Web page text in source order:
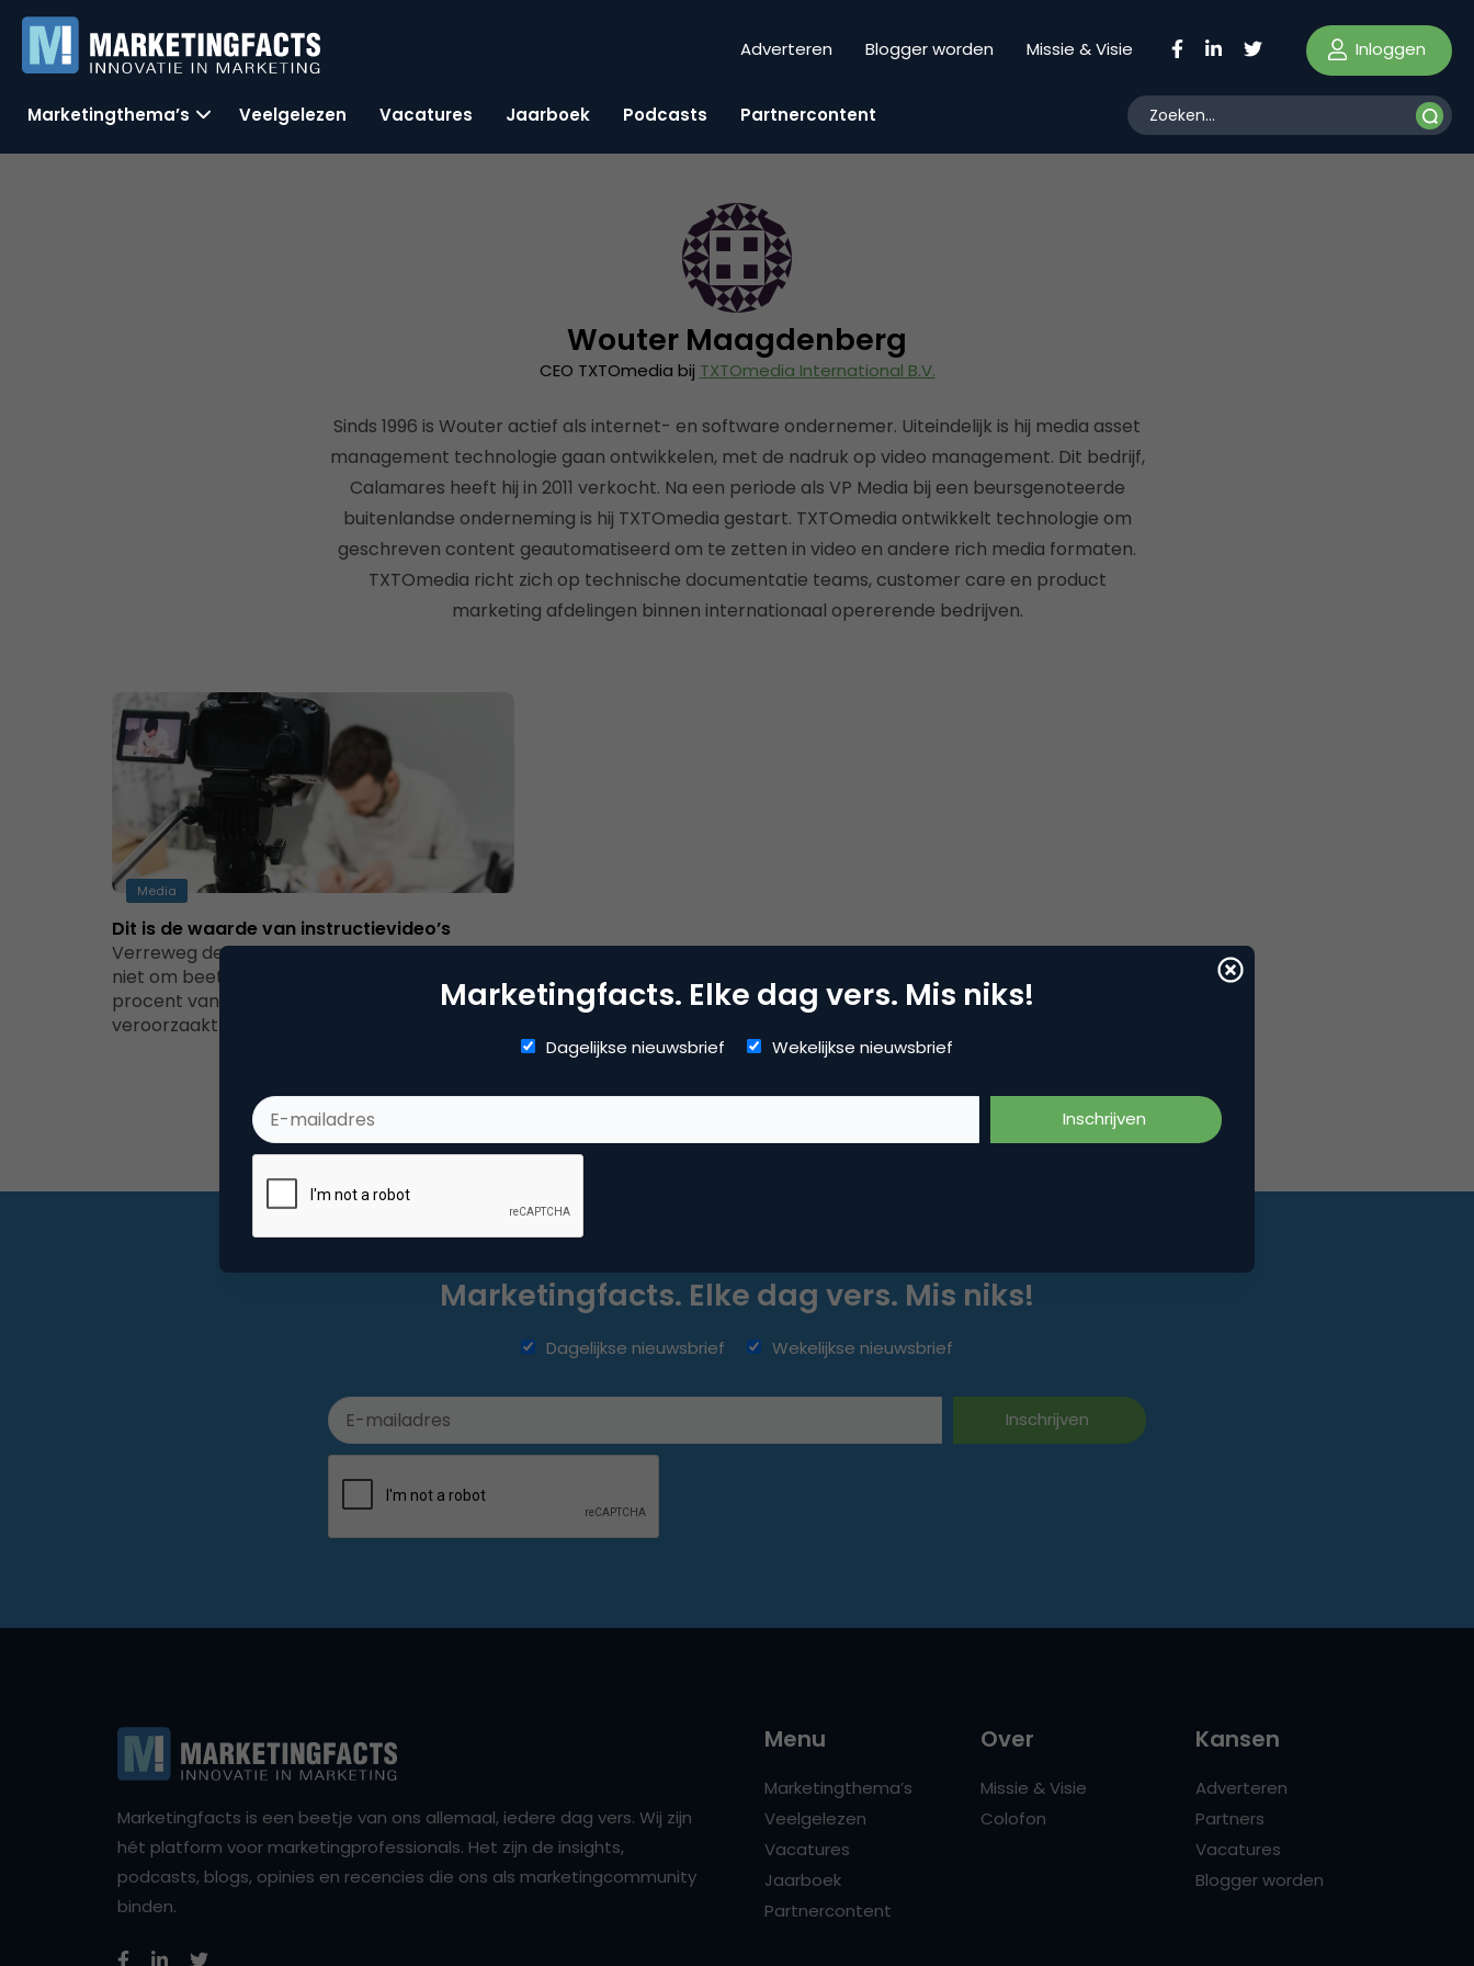
Adverteren Blogger worden Missie & Visie Inloggen
Marketingthema’s Veelgelezen Vacatures Jaarboek Podcasts Partnercontent
Wouter Maagdenberg
CEO TXTOmedia bij TXTOmedia International B.V.
Sinds 1996 is Wouter actief als internet- en software ondernemer. Uiteindelijk is hij media asset
management technologie gaan ontwikkelen, met de nadruk op video management. Dit bedrijf,
Calamares heeft hij in 2011 verkocht. Na een periode als VP Media bij een beursgenoteerde
buitenlandse onderneming is hij TXTOmedia gestart. TXTOmedia ontwikkelt technologie om
geschreven content geautomatiseerd om te zetten in video en andere rich media formaten.
TXTOmedia richt zich op technische documentatie teams, customer care en product
marketing afdelingen binnen internationaal opererende bedrijven.
Media
Dit is de waarde van instructievideo’s
Verreweg de meeste YouTube-kijkers komen
niet om beetje te relaxen: meer dan 70
procent van het YouTube-verkeer wordt
veroorzaakt door zogenaamde…
Marketingfacts. Elke dag vers. Mis niks!
Dagelijkse nieuwsbrief Wekelijkse nieuwsbrief
Marketingfacts. Elke dag vers. Mis niks!
Dagelijkse nieuwsbrief Wekelijkse nieuwsbrief
Marketingfacts is een beetje van ons allemaal, iedere dag vers. Wij zijn
hét platform voor marketingprofessionals. Het zijn de insights,
podcasts, blogs, opinies en recencies die ons als marketingcommunity
binden.
Menu
Marketingthema’s
Veelgelezen
Vacatures
Jaarboek
Partnercontent
Over
Missie & Visie
Colofon
Kansen
Adverteren
Partners
Vacatures
Blogger worden